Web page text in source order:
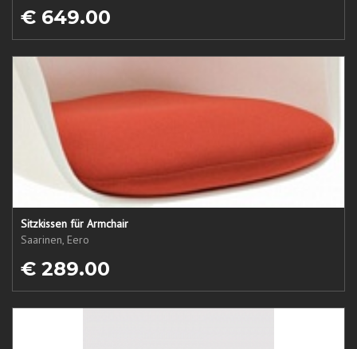
€ 649.00
Sitzkissen für Armchair
Saarinen, Eero
€ 289.00